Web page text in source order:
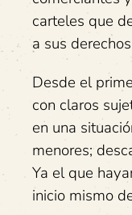
carteles que
a sus
Desde el
con claros
en una
menores;
Ya el que
inicio mismo